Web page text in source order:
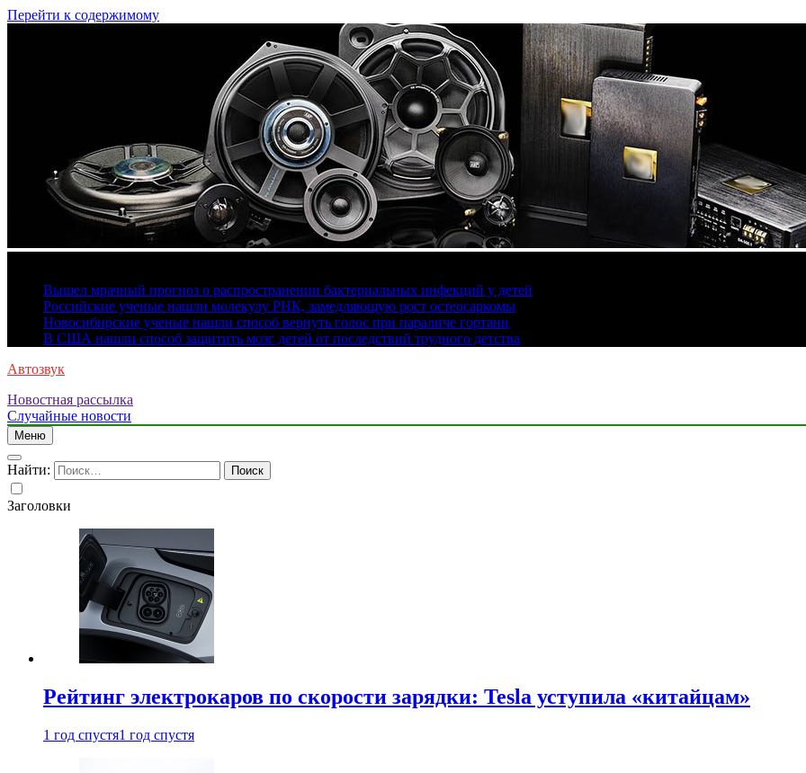
Перейти к содержимому
Вышел мрачный прогноз о распространении бактериальных инфекций у детей
Российские ученые нашли молекулу РНК, замедляющую рост остеосаркомы
Новосибирские ученые нашли способ вернуть голос при параличе гортани
В США нашли способ защитить мозг детей от последствий трудного детства
Автозвук
Новостная рассылка
Случайные новости
Меню
Найти:
Заголовки
Рейтинг электрокаров по скорости зарядки: Tesla уступила «китайцам»
1 год спустя1 год спустя